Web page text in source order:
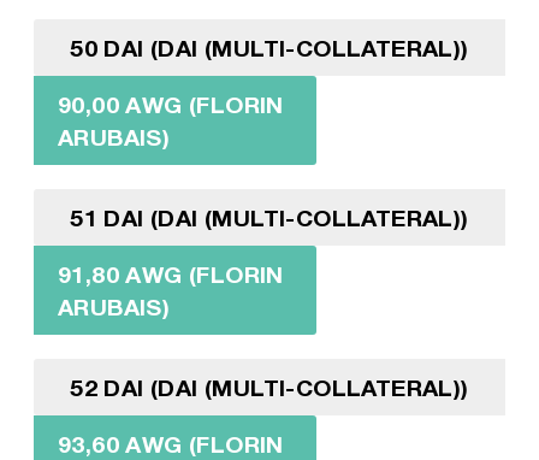
50 DAI (DAI (MULTI-COLLATERAL))
90,00 AWG (FLORIN
ARUBAIS)
51 DAI (DAI (MULTI-COLLATERAL))
91,80 AWG (FLORIN
ARUBAIS)
52 DAI (DAI (MULTI-COLLATERAL))
93,60 AWG (FLORIN